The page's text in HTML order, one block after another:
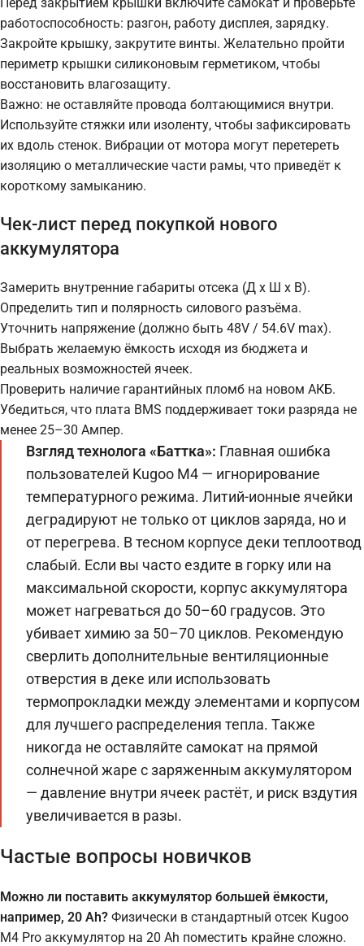
работоспособность: разгон, работу дисплея, зарядку.
Закройте крышку, закрутите винты. Желательно пройти
периметр крышки силиконовым герметиком, чтобы
восстановить влагозащиту.
Важно: не оставляйте провода болтающимися внутри.
Используйте стяжки или изоленту, чтобы зафиксировать
их вдоль стенок. Вибрации от мотора могут перетереть
изоляцию о металлические части рамы, что приведёт к
короткому замыканию.
Чек-лист перед покупкой нового
аккумулятора
Замерить внутренние габариты отсека (Д x Ш x В).
Определить тип и полярность силового разъёма.
Уточнить напряжение (должно быть 48V / 54.6V max).
Выбрать желаемую ёмкость исходя из бюджета и
реальных возможностей ячеек.
Проверить наличие гарантийных пломб на новом АКБ.
Убедиться, что плата BMS поддерживает токи разряда не
менее 25–30 Ампер.
Взгляд технолога «Баттка»: Главная ошибка
пользователей Kugoo M4 — игнорирование
температурного режима. Литий-ионные ячейки
деградируют не только от циклов заряда, но и
от перегрева. В тесном корпусе деки теплоотвод
слабый. Если вы часто ездите в горку или на
максимальной скорости, корпус аккумулятора
может нагреваться до 50–60 градусов. Это
убивает химию за 50–70 циклов. Рекомендую
сверлить дополнительные вентиляционные
отверстия в деке или использовать
термопрокладки между элементами и корпусом
для лучшего распределения тепла. Также
никогда не оставляйте самокат на прямой
солнечной жаре с заряженным аккумулятором
— давление внутри ячеек растёт, и риск вздутия
увеличивается в разы.
Частые вопросы новичков
Можно ли поставить аккумулятор большей ёмкости,
например, 20 Ah? Физически в стандартный отсек Kugoo
M4 Pro аккумулятор на 20 Ah поместить крайне сложно.